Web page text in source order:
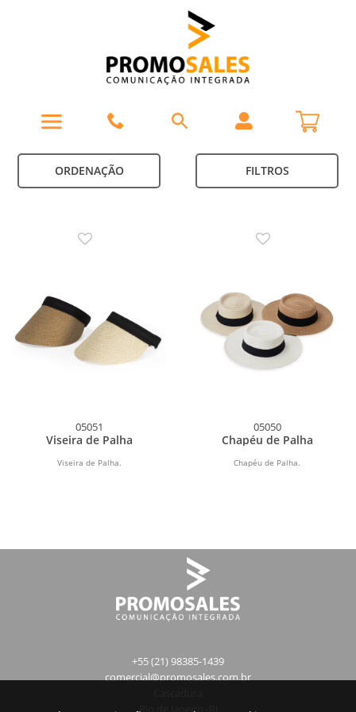
ORDENAÇÃO FILTROS
05051
Viseira de Palha
Viseira de Palha.
05050
Chapéu de Palha
Chapéu de Palha.
+55 (21) 98385-1439
comercial@promosales.com.br
Rio de Janeiro -RJ